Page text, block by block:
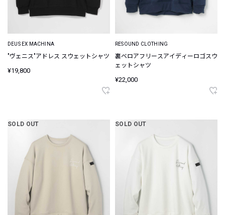
DEUS EX MACHINA
"ヴェニス"アドレス スウェットシャツ
¥19,800
RESOUND CLOTHING
裏ベロアフリースアイディーロゴスウ
ェットシャツ
¥22,000
SOLD OUT SOLD OUT